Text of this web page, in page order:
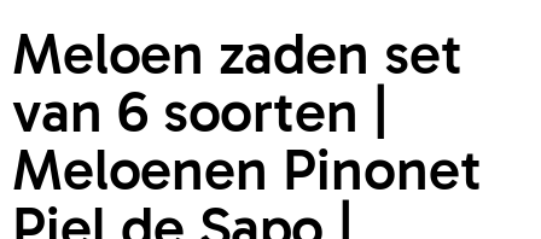
Meloen zaden set
van 6 soorten |
Meloenen Pinonet